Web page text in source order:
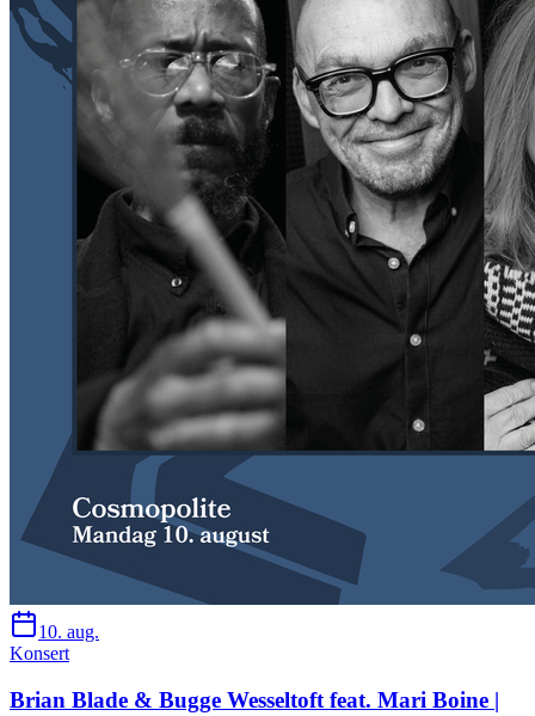
10. aug.
Konsert
Brian Blade & Bugge Wesseltoft feat. Mari Boine |